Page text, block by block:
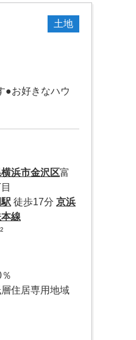
土地
●お好きなハウ
横浜市金沢区富
徒歩17分京浜
線
住居専用地域